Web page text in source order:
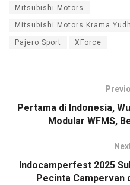
Mitsubishi Motors
Mitsubishi Motors Krama
Pajero Sport XForce
Pertama di Indonesia,
Modular WFMS,
Indocamperfest 2025
Pecinta Campervan